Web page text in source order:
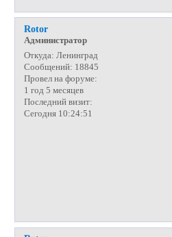
Rotor
Администратор
Откуда: Ленинград
Сообщений: 18845
Провел на форуме:
1 год 5 месяцев
Последний визит:
Сегодня 10:24:51